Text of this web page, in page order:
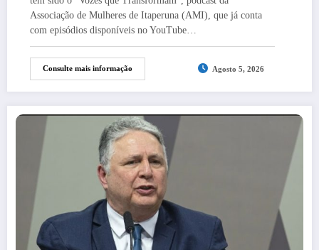
Itaperuna
Associação de Mulheres de Itaperuna (AMI), que já conta
com episódios disponíveis no YouTube…
Consulte mais informação Agosto 5, 2026